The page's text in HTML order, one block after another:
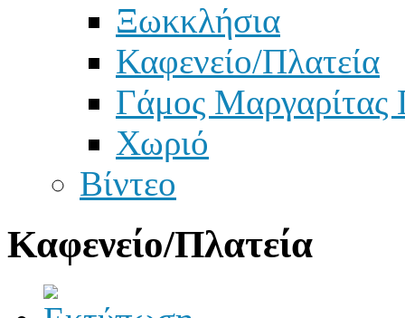
Ξωκκλήσια
Καφενείο/Πλατεία
Γάμος
Χωριό
Βίντεο
Καφενείο/Πλατεία